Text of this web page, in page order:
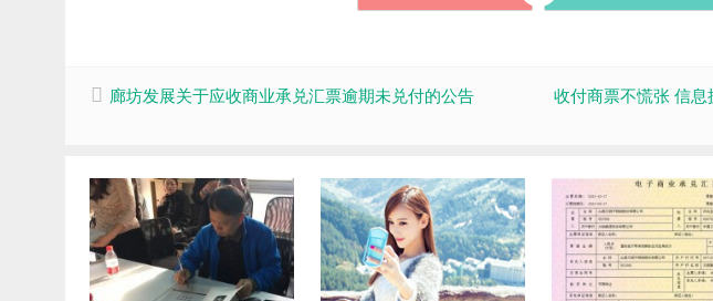
廊坊发展关于应收商业承兑汇票逾期未兑付的公告
收付商票不慌张 信